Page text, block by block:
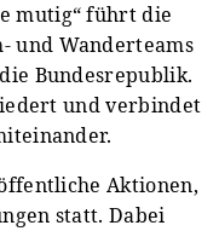
mutig“ führt die
und Wanderteams
Bundesrepublik.
und verbindet
Aktionen,
statt. Dabei